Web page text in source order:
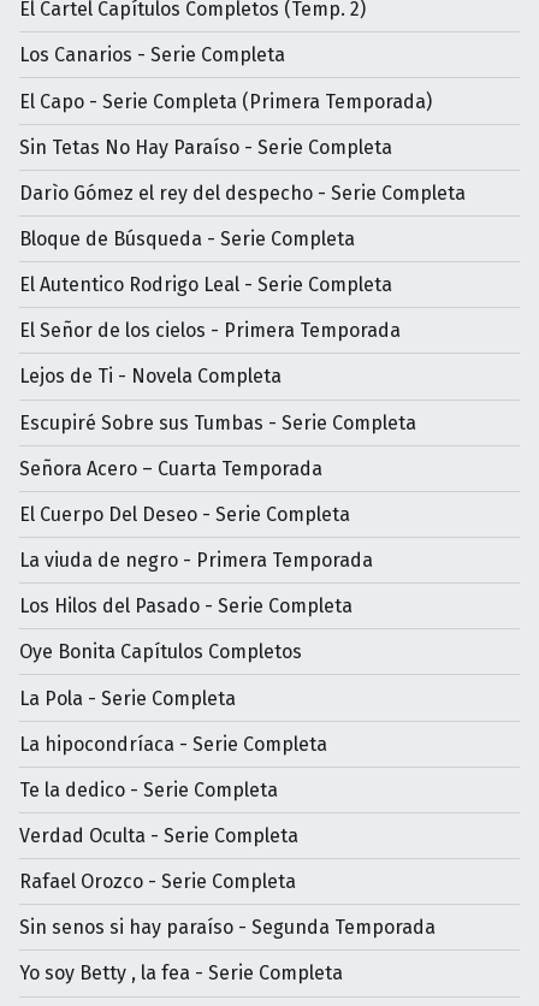
El Cartel Capítulos Completos (Temp. 2)
Los Canarios - Serie Completa
El Capo - Serie Completa (Primera Temporada)
Sin Tetas No Hay Paraíso - Serie Completa
Darìo Gómez el rey del despecho - Serie Completa
Bloque de Búsqueda - Serie Completa
El Autentico Rodrigo Leal - Serie Completa
El Señor de los cielos - Primera Temporada
Lejos de Ti - Novela Completa
Escupiré Sobre sus Tumbas - Serie Completa
Señora Acero – Cuarta Temporada
El Cuerpo Del Deseo - Serie Completa
La viuda de negro - Primera Temporada
Los Hilos del Pasado - Serie Completa
Oye Bonita Capítulos Completos
La Pola - Serie Completa
La hipocondríaca - Serie Completa
Te la dedico - Serie Completa
Verdad Oculta - Serie Completa
Rafael Orozco - Serie Completa
Sin senos si hay paraíso - Segunda Temporada
Yo soy Betty , la fea - Serie Completa